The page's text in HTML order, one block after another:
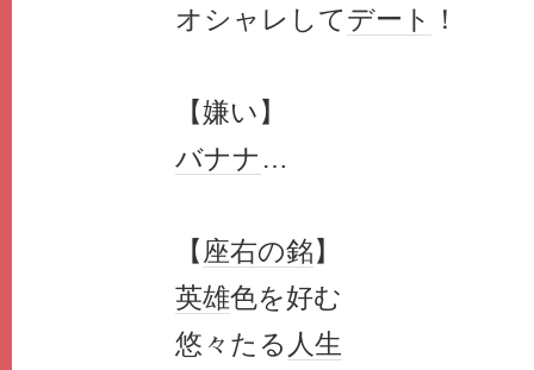
オシャレしてデート ！
【嫌い】
バナナ …
【 座右の銘】
英雄色を好む
悠々たる 人生